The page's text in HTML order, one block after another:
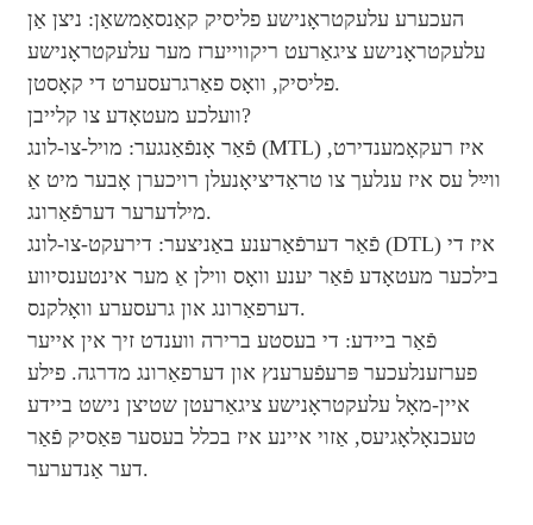
העכערע עלעקטראָנישע פליסיק קאַנסאַמשאַן: ניצן אַן
עלעקטראָנישע ציגאַרעט ריקווייערז מער עלעקטראָנישע
פליסיק, וואָס פאַרגרעסערט די קאָסטן.
וועלכע מעטאָדע צו קלייבן?
פֿאַר אָנפֿאַנגער: מויל-צו-לונג (MTL) איז רעקאָמענדירט,
ווײַל עס איז ענלעך צו טראַדיציאָנעלן רויכערן אָבער מיט אַ
מילדערער דערפֿאַרונג.
פֿאַר דערפֿאַרענע באַניצער: דירעקט-צו-לונג (DTL) איז די
בילכער מעטאָדע פֿאַר יענע וואָס ווילן אַ מער אינטענסיווע
דערפאַרונג און גרעסערע וואָלקנס.
פֿאַר ביידע: די בעסטע ברירה ווענדט זיך אין אייער
פערזענלעכער פּרעפֿערענץ און דערפאַרונג מדרגה. פילע
איין-מאָל עלעקטראָנישע ציגאַרעטן שטיצן נישט ביידע
טעכנאָלאָגיעס, אַזוי איינע איז בכלל בעסער פּאַסיק פֿאַר
דער אַנדערער.